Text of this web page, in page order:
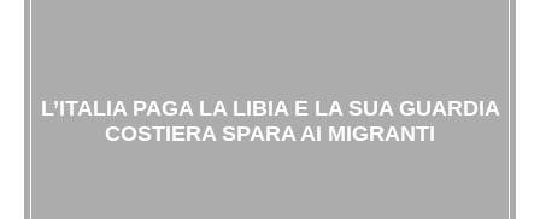
L’ITALIA PAGA LA LIBIA E LA SUA GUARDIA
COSTIERA SPARA AI MIGRANTI